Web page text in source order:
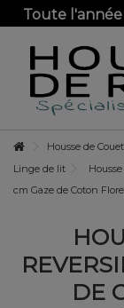
Toute l'année
Housse de
Linge de lit
cm Gaze de Coton
DE